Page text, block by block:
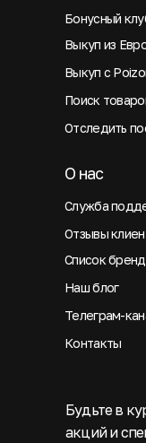
Будьте в
акций и
Бонусный
Выкуп из
Выкуп с
Поиск
Отследить
Служба
О нас
Отзывы
Список
Наш блог
Телеграм-
Контакты